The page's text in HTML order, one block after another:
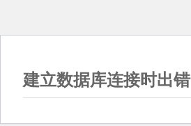
建立数据库连接时出错